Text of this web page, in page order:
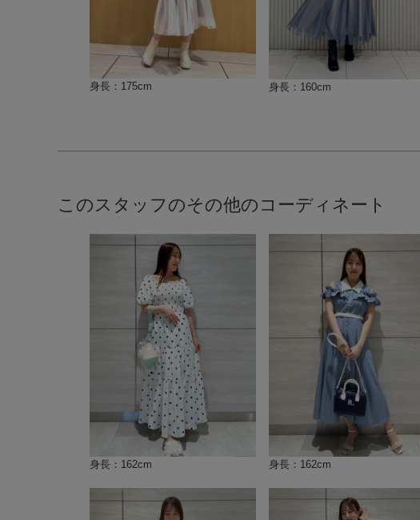
身長：175cm 身長：160cm
このスタッフのその他のコーディネート
身長：162cm 身長：162cm